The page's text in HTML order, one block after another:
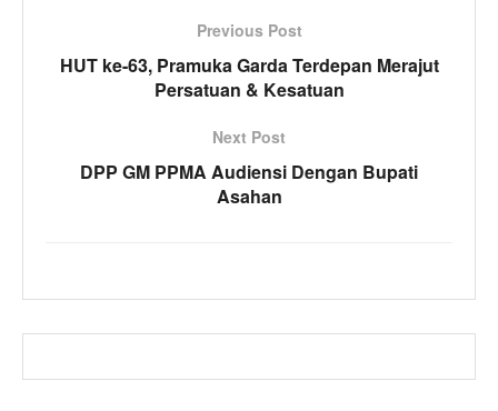
Previous Post
HUT ke-63, Pramuka Garda Terdepan Merajut
Persatuan & Kesatuan
Next Post
DPP GM PPMA Audiensi Dengan Bupati
Asahan